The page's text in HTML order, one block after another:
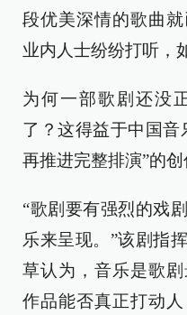
段优美深情的歌曲
业内人士纷纷打听，
为何一部歌剧还没
了？这得益于中国音
再推进完整排演”的创
“歌剧要有强烈的戏
乐来呈现。”该剧指
草认为，音乐是歌
作品能否真正打动人